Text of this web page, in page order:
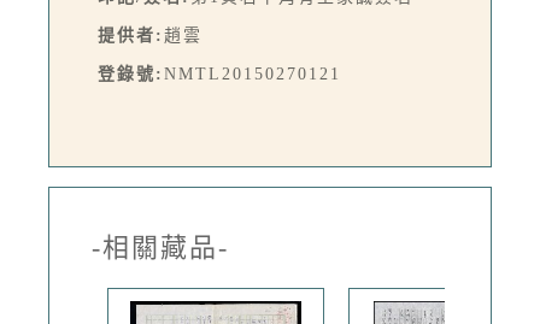
提供者: 趙雲
登錄號: NMTL20150270121
-相關藏品-